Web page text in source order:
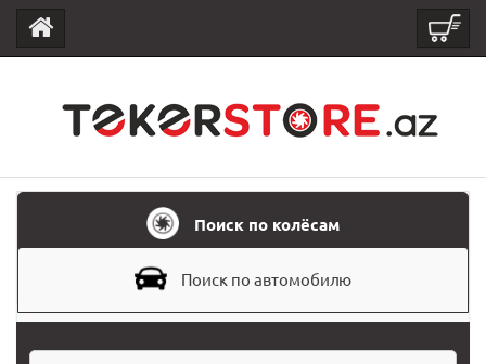
Поиск по колёсам
Поиск по автомобилю